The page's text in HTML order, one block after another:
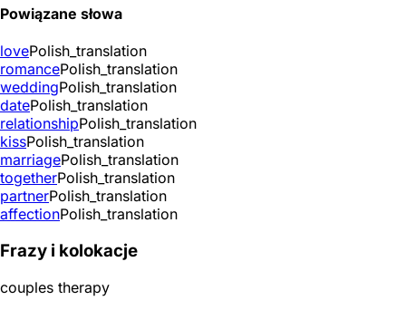
Powiązane słowa
lovePolish_translation
romancePolish_translation
weddingPolish_translation
datePolish_translation
relationshipPolish_translation
kissPolish_translation
marriagePolish_translation
togetherPolish_translation
partnerPolish_translation
affectionPolish_translation
Frazy i kolokacje
couples therapy